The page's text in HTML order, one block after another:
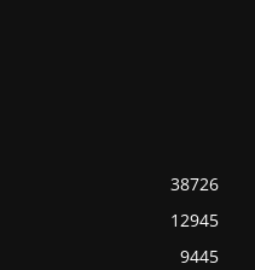
38726
12945
9445